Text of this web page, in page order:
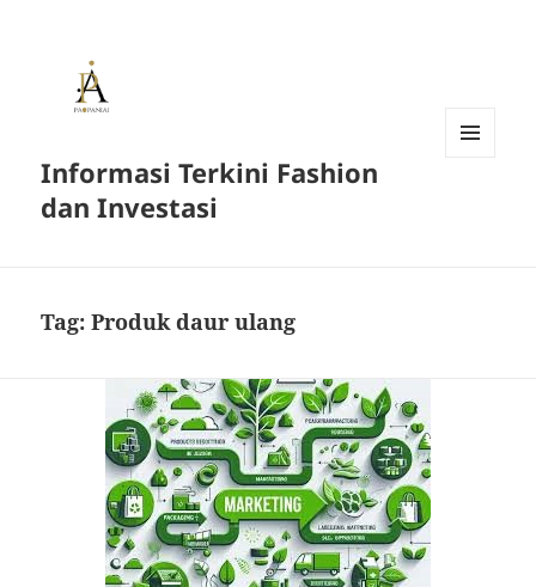
Informasi Terkini Fashion
dan Investasi
Tag:Produk daur ulang